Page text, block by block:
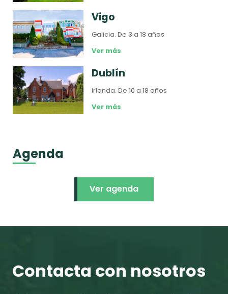
Vigo
Galicia.De 3 a 18 años
Ver más
Dublín
Irlanda.De 10 a 18 años
Ver más
Agenda
Ver agenda
Contacta con nosotros